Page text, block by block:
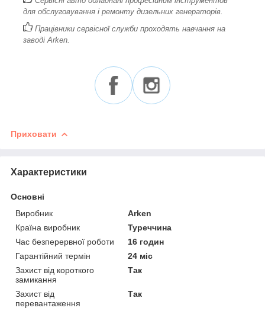
для обслуговування і ремонту дизельних генераторів.
Працівники сервісної служби проходять навчання на
заводі Arken.
Приховати
Характеристики
Основні
Виробник
Arken
Країна виробник
Туреччина
Час безперервної роботи
16 годин
Гарантійний термін
24 міс
Захист від короткого
замикання
Так
Захист від
перевантаження
Так